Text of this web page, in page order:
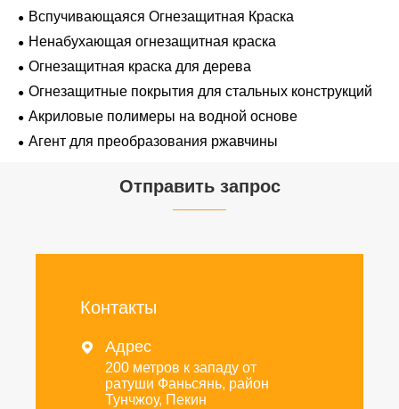
Вспучивающаяся Огнезащитная Краска
Ненабухающая огнезащитная краска
Огнезащитная краска для дерева
Огнезащитные покрытия для стальных конструкций
Акриловые полимеры на водной основе
Агент для преобразования ржавчины
Отправить запрос
Контакты
 Адрес
200 метров к западу от
ратуши Фаньсянь, район
Тунчжоу, Пекин